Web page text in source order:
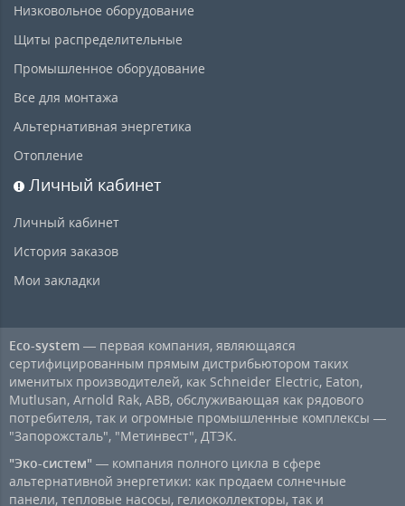
Низковольное оборудование
Щиты распределительные
Промышленное оборудование
Все для монтажа
Альтернативная энергетика
Отопление
Личный кабинет
Личный кабинет
История заказов
Мои закладки
Eco-system — первая компания, являющаяся
сертифицированным прямым дистрибьютором таких
именитых производителей, как Schneider Electric, Eaton,
Mutlusan, Arnold Rak, ABB, обслуживающая как рядового
потребителя, так и огромные промышленные комплексы —
"Запорожсталь", "Метинвест", ДТЭК.
"Эко-систем" — компания полного цикла в сфере
альтернативной энергетики: как продаем солнечные
панели, тепловые насосы, гелиоколлекторы, так и